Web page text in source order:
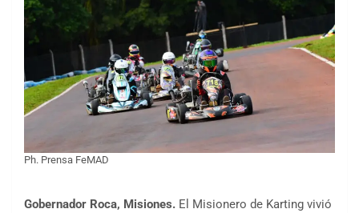
Ph. Prensa FeMAD
Gobernador Roca, Misiones. El Misionero de Karting vivió